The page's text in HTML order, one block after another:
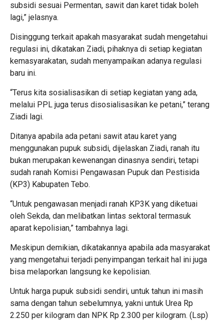
subsidi sesuai Permentan, sawit dan karet tidak boleh
lagi,” jelasnya.
Disinggung terkait apakah masyarakat sudah mengetahui
regulasi ini, dikatakan Ziadi, pihaknya di setiap kegiatan
kemasyarakatan, sudah menyampaikan adanya regulasi
baru ini.
“Terus kita sosialisasikan di setiap kegiatan yang ada,
melalui PPL juga terus disosialisasikan ke petani,” terang
Ziadi lagi.
Ditanya apabila ada petani sawit atau karet yang
menggunakan pupuk subsidi, dijelaskan Ziadi, ranah itu
bukan merupakan kewenangan dinasnya sendiri, tetapi
sudah ranah Komisi Pengawasan Pupuk dan Pestisida
(KP3) Kabupaten Tebo.
“Untuk pengawasan menjadi ranah KP3K yang diketuai
oleh Sekda, dan melibatkan lintas sektoral termasuk
aparat kepolisian,” tambahnya lagi.
Meskipun demikian, dikatakannya apabila ada masyarakat
yang mengetahui terjadi penyimpangan terkait hal ini juga
bisa melaporkan langsung ke kepolisian.
Untuk harga pupuk subsidi sendiri, untuk tahun ini masih
sama dengan tahun sebelumnya, yakni untuk Urea Rp
2.250 per kilogram dan NPK Rp 2.300 per kilogram. (Lsp)